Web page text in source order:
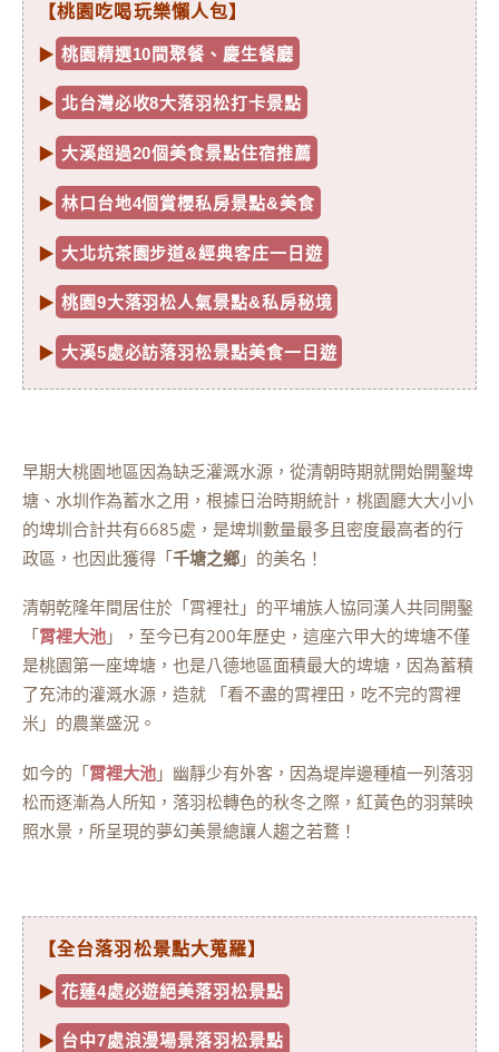
【桃園吃喝玩樂懶人包】
▶ 桃園精選10間聚餐、慶生餐廳
▶ 北台灣必收8大落羽松打卡景點
▶ 大溪超過20個美食景點住宿推薦
▶ 林口台地4個賞櫻私房景點&美食
▶ 大北坑茶園步道&經典客庄一日遊
▶ 桃園9大落羽松人氣景點&私房秘境
▶ 大溪5處必訪落羽松景點美食一日遊
早期大桃園地區因為缺乏灌溉水源，從清朝時期就開始開鑿埤
塘、水圳作為蓄水之用，根據日治時期統計，桃園廳大大小小
的埤圳合計共有6685處，是埤圳數量最多且密度最高者的行
政區，也因此獲得「千塘之鄉 」的美名！
清朝乾隆年間居住於「霄裡社」的平埔族人協同漢人共同開鑿
「霄裡大池 」，至今已有200年歷史，這座六甲大的埤塘不僅
是桃園第一座埤塘，也是八德地區面積最大的埤塘，因為蓄積
了充沛的灌溉水源，造就 「看不盡的霄裡田，吃不完的霄裡
米」的農業盛況。
如今的「霄裡大池 」幽靜少有外客，因為堤岸邊種植一列落羽
松而逐漸為人所知，落羽松轉色的秋冬之際，紅黃色的羽葉映
照水景，所呈現的夢幻美景總讓人趨之若鶩！
【全台落羽松景點大蒐羅】
▶ 花蓮4處必遊絕美落羽松景點
▶ 台中7處浪漫場景落羽松景點